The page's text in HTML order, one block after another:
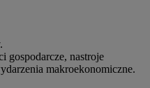
gospodarcze, nastroje
makroekonomiczne.